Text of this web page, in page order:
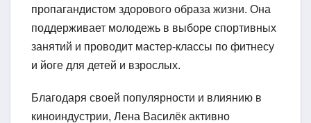
пропагандистом здорового образа жизни. Она
поддерживает молодежь в выборе спортивных
занятий и проводит мастер-классы по фитнесу
и йоге для детей и взрослых.
Благодаря своей популярности и влиянию в
киноиндустрии, Лена Василёк активно